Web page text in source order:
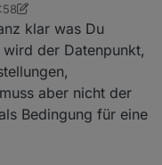
auf AUTO
( alles wie es soll)
auch visuell auf an
schalten das
immer als
auch noch einen
1. Mai 2024, 14:59
klar was Du
der Datenpunkt,
aber nicht der
Bedingung für eine